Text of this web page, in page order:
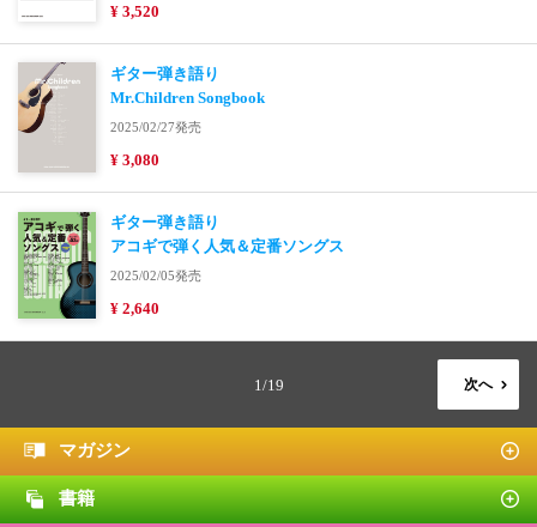
¥ 3,520
ギター弾き語り
Mr.Children Songbook
2025/02/27発売
¥ 3,080
ギター弾き語り
アコギで弾く人気＆定番ソングス
2025/02/05発売
¥ 2,640
1/19 次へ
マガジン
書籍